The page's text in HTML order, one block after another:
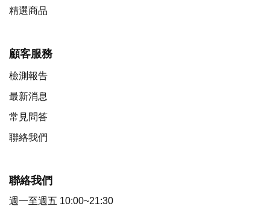
精選商品
顧客服務
檢測報告
最新消息
常見問答
聯絡我們
聯絡我們
週一至週五 10:00~21:30